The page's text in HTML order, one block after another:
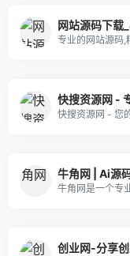
网站源码下载
专业的网站源码,
快搜资源网 - 您
牛角网是一个专
创业网-分享